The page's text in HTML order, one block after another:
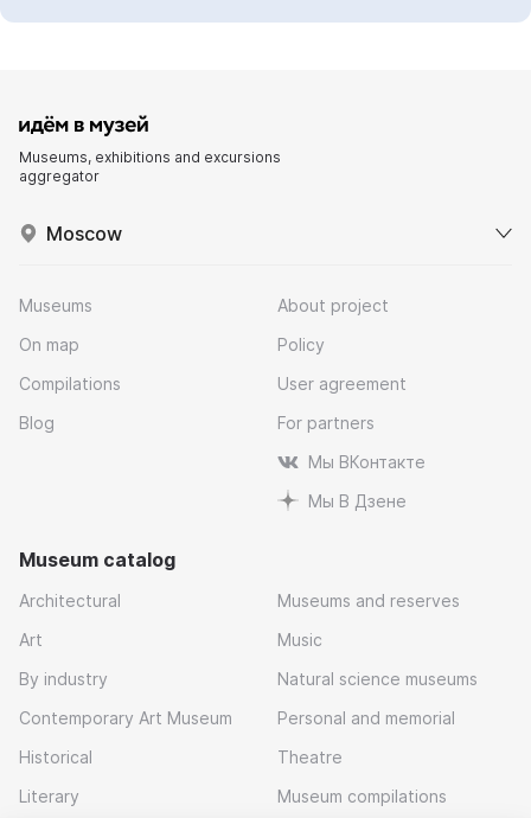
Museums, exhibitions and excursions
aggregator
Moscow
Museums
On map
Compilations
Blog
About project
Policy
User agreement
For partners
Мы ВКонтакте
Мы В Дзене
Museum catalog
Architectural
Art
By industry
Contemporary Art Museum
Historical
Literary
Museums and reserves
Music
Natural science museums
Personal and memorial
Theatre
Museum compilations